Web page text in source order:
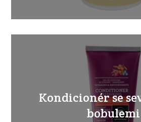
Kondicionér se
bobulemi